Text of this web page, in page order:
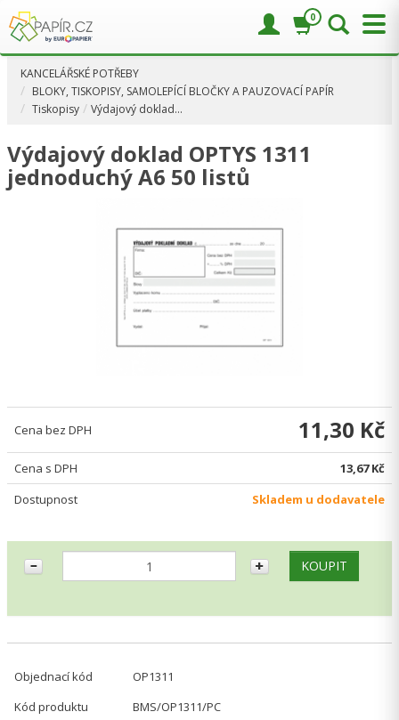
KANCELÁŘSKÉ POTŘEBY
BLOKY, TISKOPISY, SAMOLEPÍCÍ BLOČKY A PAUZOVACÍ PAPÍR
Tiskopisy
Výdajový doklad…
Výdajový doklad OPTYS 1311
jednoduchý A6 50 listů
Cena bez DPH 11,30 Kč
Cena s DPH
13,67 Kč
Dostupnost
Skladem u dodavatele
Objednací kód
OP1311
Kód produktu
BMS/OP1311/PC
0